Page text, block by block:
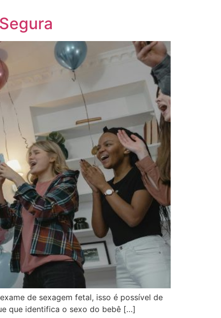
de sexagem fetal, isso é possível de
que identifica o sexo do bebê […]